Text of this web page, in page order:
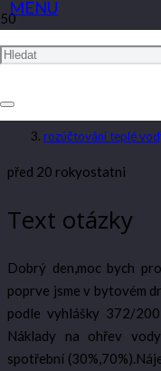
rozúčtování teplé
před 20 rokyostatni
Text otázky
Dobrý den,moc bych
poprve jsme v bytovém
podle vyhlášky 372/
Náklady na ohřev
spotřební